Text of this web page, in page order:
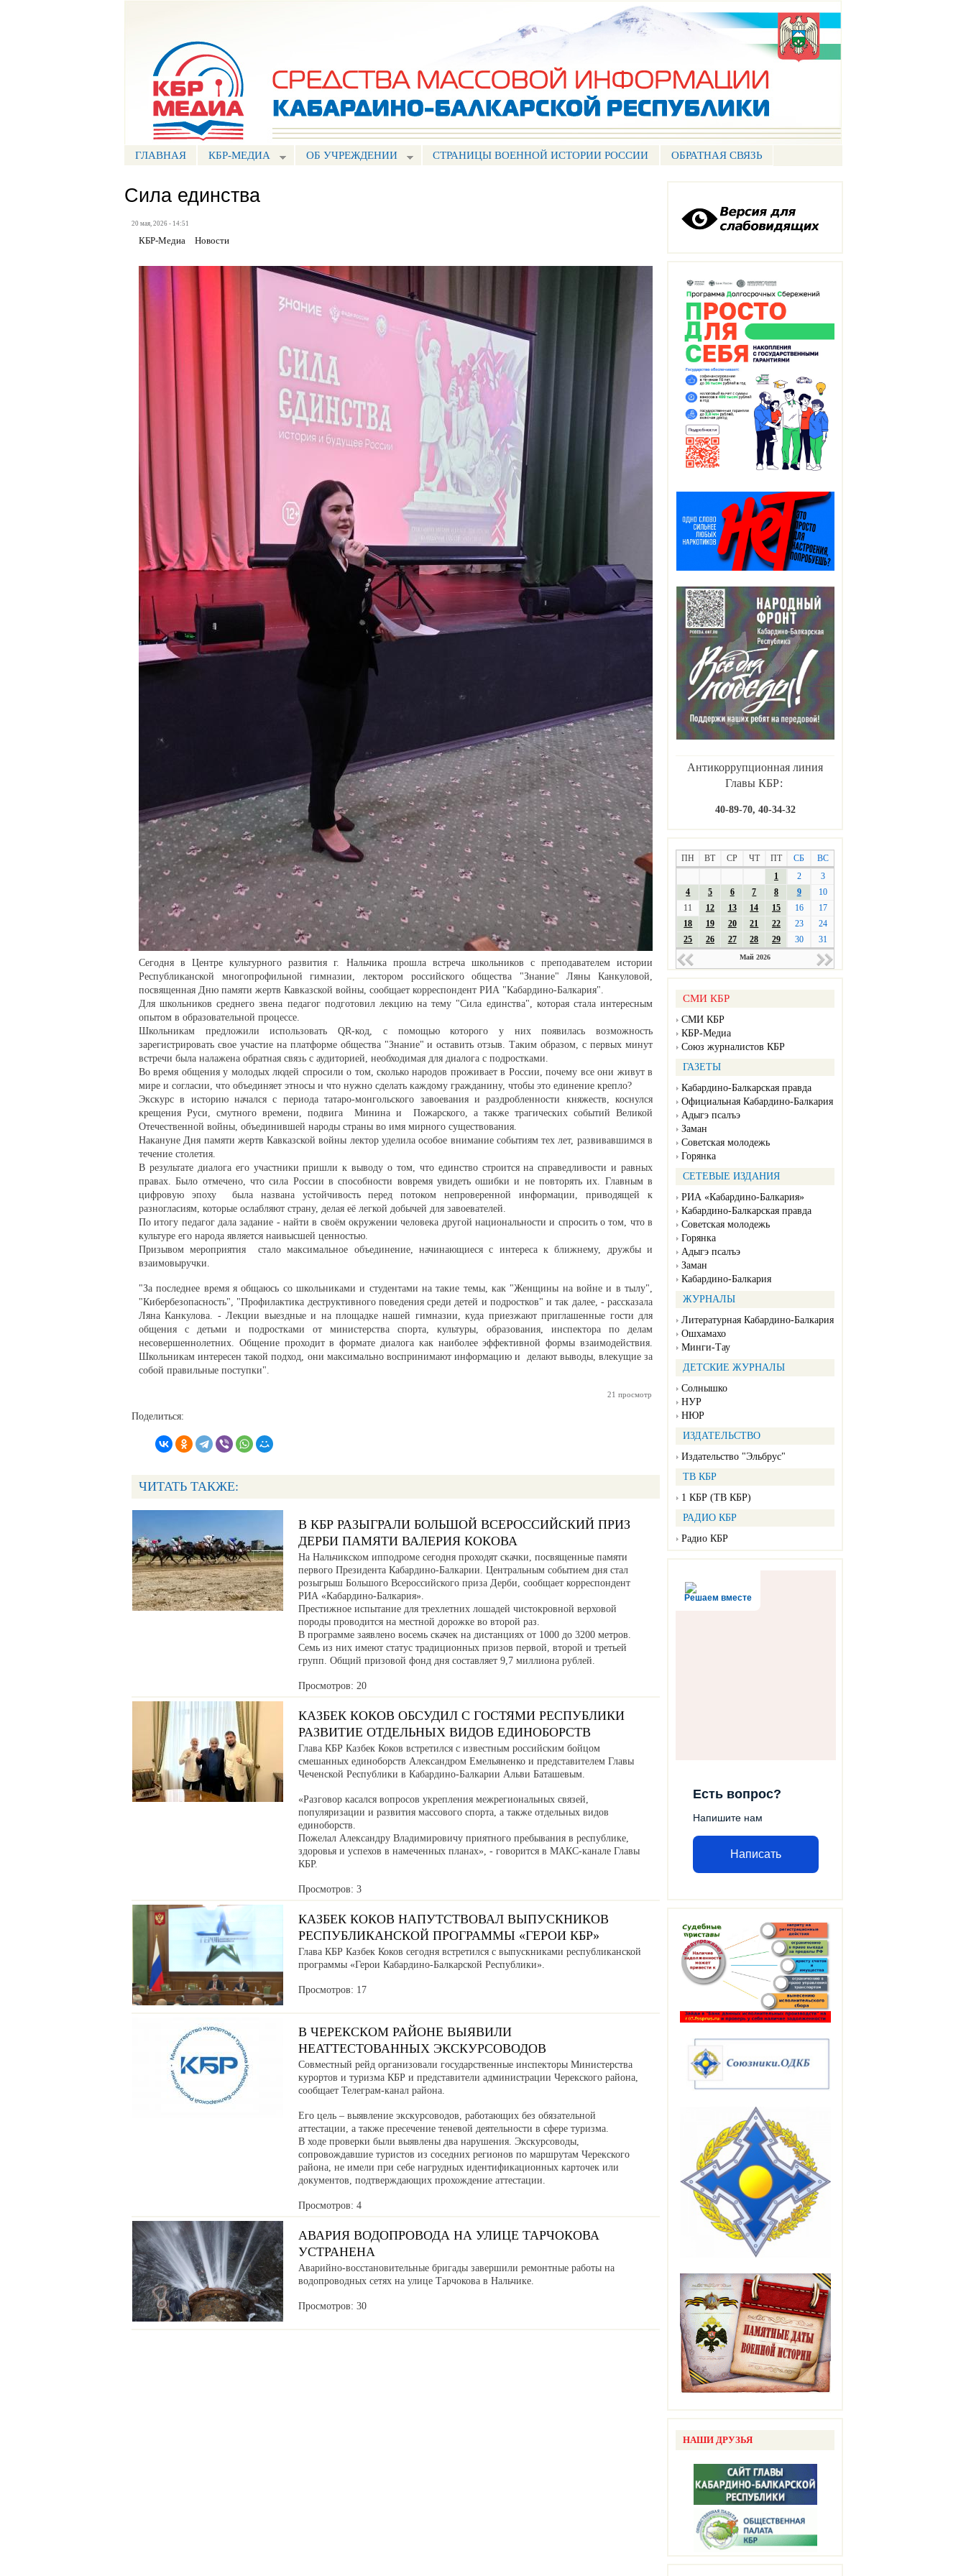
ГЛАВНАЯ КБР-МЕДИА ОБ УЧРЕЖДЕНИИ СТРАНИЦЫ ВОЕННОЙ ИСТОРИИ РОССИИ ОБРАТНАЯ СВЯЗЬ
Антикоррупционная линия
Главы КБР:
40-89-70, 40-34-32
ПН ВТ СР ЧТ ПТ СБ
ВС
1
2
3
4
5 6 7 8 9
10
11
12 13 14 15 16
17
18
19 20 21 22 23
24
25
26 27 28 29 30 31
Май 2026
СМИ КБР
СМИ КБР
КБР-Медиа
Союз журналистов КБР
ГАЗЕТЫ
Кабардино-Балкарская правда
Официальная Кабардино-Балкария
Адыгэ псалъэ
Заман
Советская молодежь
Горянка
СЕТЕВЫЕ ИЗДАНИЯ
РИА «Кабардино-Балкария»
Кабардино-Балкарская правда
Советская молодежь
Горянка
Адыгэ псалъэ
Заман
Кабардино-Балкария
ЖУРНАЛЫ
Литературная Кабардино-Балкария
Ошхамахо
Минги-Тау
ДЕТСКИЕ ЖУРНАЛЫ
Солнышко
НУР
НЮР
ИЗДАТЕЛЬСТВО
Издательство "Эльбрус"
ТВ КБР
1 КБР (ТВ КБР)
РАДИО КБР
Радио КБР
Решаем вместе
Есть вопрос?
Напишите нам
Написать
НАШИ ДРУЗЬЯ
Сила единства
20 мая, 2026 - 14:51
КБР-Медиа Новости
Сегодня в Центре культурного развития г. Нальчика прошла встреча школьников с преподавателем истории
Республиканской многопрофильной гимназии, лектором российского общества "Знание" Ляны Канкуловой,
посвященная Дню памяти жертв Кавказской войны, сообщает корреспондент РИА "Кабардино-Балкария".
Для школьников среднего звена педагог подготовил лекцию на тему "Сила единства", которая стала интересным
опытом в образовательной процессе.
Школьникам предложили использовать QR-код, с помощью которого у них появилась возможность
зарегистрировать свое участие на платформе общества "Знание" и оставить отзыв. Таким образом, с первых минут
встречи была налажена обратная связь с аудиторией, необходимая для диалога с подростками.
Во время общения у молодых людей спросили о том, сколько народов проживает в России, почему все они живут в
мире и согласии, что объединяет этносы и что нужно сделать каждому гражданину, чтобы это единение крепло?
Экскурс в историю начался с периода татаро-монгольского завоевания и раздробленности княжеств, коснулся
крещения Руси, смутного времени, подвига Минина и Пожарского, а также трагических событий Великой
Отечественной войны, объединившей народы страны во имя мирного существования.
Накануне Дня памяти жертв Кавказской войны лектор уделила особое внимание событиям тех лет, развивавшимся в
течение столетия.
В результате диалога его участники пришли к выводу о том, что единство строится на справедливости и равных
правах. Было отмечено, что сила России в способности вовремя увидеть ошибки и не повторять их. Главным в
цифровую эпоху была названа устойчивость перед потоком непроверенной информации, приводящей к
разногласиям, которые ослабляют страну, делая её легкой добычей для завоевателей.
По итогу педагог дала задание - найти в своём окружении человека другой национальности и спросить о том, что в
культуре его народа является наивысшей ценностью.
Призывом мероприятия стало максимальное объединение, начинающиеся с интереса к ближнему, дружбы и
взаимовыручки.
"За последнее время я общаюсь со школьниками и студентами на такие темы, как "Женщины на войне и в тылу",
"Кибербезопасность", "Профилактика деструктивного поведения среди детей и подростков" и так далее, - рассказала
Ляна Канкулова. - Лекции выездные и на площадке нашей гимназии, куда приезжают приглашенные гости для
общения с детьми и подростками от министерства спорта, культуры, образования, инспектора по делам
несовершеннолетних. Общение проходит в формате диалога как наиболее эффективной формы взаимодействия.
Школьникам интересен такой подход, они максимально воспринимают информацию и делают выводы, влекущие за
собой правильные поступки".
21 просмотр
Поделиться:
ЧИТАТЬ ТАКЖЕ:
В КБР РАЗЫГРАЛИ БОЛЬШОЙ ВСЕРОССИЙСКИЙ ПРИЗ
ДЕРБИ ПАМЯТИ ВАЛЕРИЯ КОКОВА
На Нальчикском ипподроме сегодня проходят скачки, посвященные памяти
первого Президента Кабардино-Балкарии. Центральным событием дня стал
розыгрыш Большого Всероссийского приза Дерби, сообщает корреспондент
РИА «Кабардино-Балкария».
Престижное испытание для трехлетних лошадей чистокровной верховой
породы проводится на местной дорожке во второй раз.
В программе заявлено восемь скачек на дистанциях от 1000 до 3200 метров.
Семь из них имеют статус традиционных призов первой, второй и третьей
групп. Общий призовой фонд дня составляет 9,7 миллиона рублей.
Просмотров: 20
КАЗБЕК КОКОВ ОБСУДИЛ С ГОСТЯМИ РЕСПУБЛИКИ
РАЗВИТИЕ ОТДЕЛЬНЫХ ВИДОВ ЕДИНОБОРСТВ
Глава КБР Казбек Коков встретился с известным российским бойцом
смешанных единоборств Александром Емельяненко и представителем Главы
Чеченской Республики в Кабардино-Балкарии Альви Баташевым.
«Разговор касался вопросов укрепления межрегиональных связей,
популяризации и развития массового спорта, а также отдельных видов
единоборств.
Пожелал Александру Владимировичу приятного пребывания в республике,
здоровья и успехов в намеченных планах», - говорится в МАКС-канале Главы
КБР.
Просмотров: 3
КАЗБЕК КОКОВ НАПУТСТВОВАЛ ВЫПУСКНИКОВ
РЕСПУБЛИКАНСКОЙ ПРОГРАММЫ «ГЕРОИ КБР»
Глава КБР Казбек Коков сегодня встретился с выпускниками республиканской
программы «Герои Кабардино-Балкарской Республики».
Просмотров: 17
В ЧЕРЕКСКОМ РАЙОНЕ ВЫЯВИЛИ
НЕАТТЕСТОВАННЫХ ЭКСКУРСОВОДОВ
Совместный рейд организовали государственные инспекторы Министерства
курортов и туризма КБР и представители администрации Черекского района,
сообщает Телеграм-канал района.
Его цель – выявление экскурсоводов, работающих без обязательной
аттестации, а также пресечение теневой деятельности в сфере туризма.
В ходе проверки были выявлены два нарушения. Экскурсоводы,
сопровождавшие туристов из соседних регионов по маршрутам Черекского
района, не имели при себе нагрудных идентификационных карточек или
документов, подтверждающих прохождение аттестации.
Просмотров: 4
АВАРИЯ ВОДОПРОВОДА НА УЛИЦЕ ТАРЧОКОВА
УСТРАНЕНА
Аварийно-восстановительные бригады завершили ремонтные работы на
водопроводных сетях на улице Тарчокова в Нальчике.
Просмотров: 30